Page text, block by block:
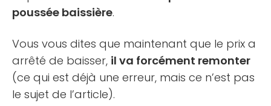
poussée baissière.
Vous vous dites que maintenant que le prix a
arrêté de baisser, il va forcément remonter
(ce qui est déjà une erreur, mais ce n’est pas
le sujet de l’article).